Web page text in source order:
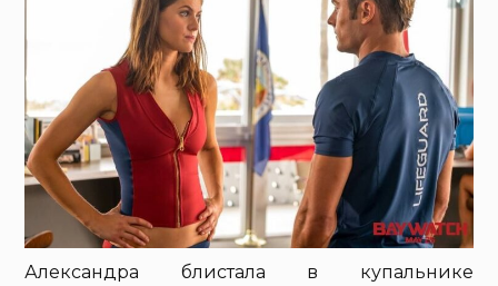
Александра блистала в купальнике